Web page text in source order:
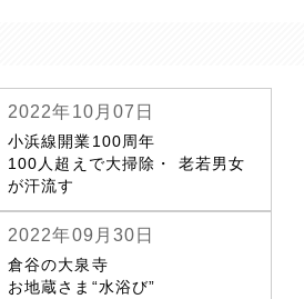
2022年10月07日
小浜線開業100周年
100人超えで大掃除・ 老若男女
が汗流す
2022年09月30日
倉谷の大泉寺
お地蔵さま“水浴び”